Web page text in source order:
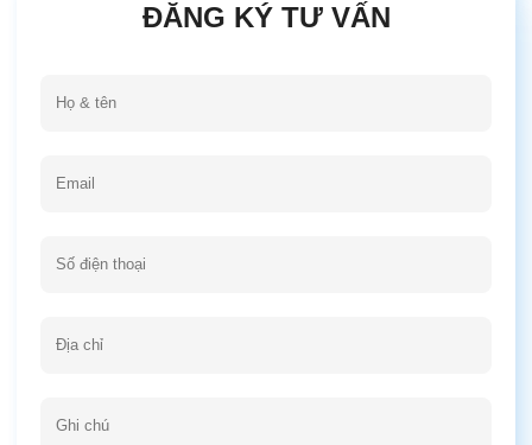
ĐĂNG KÝ TƯ VẤN